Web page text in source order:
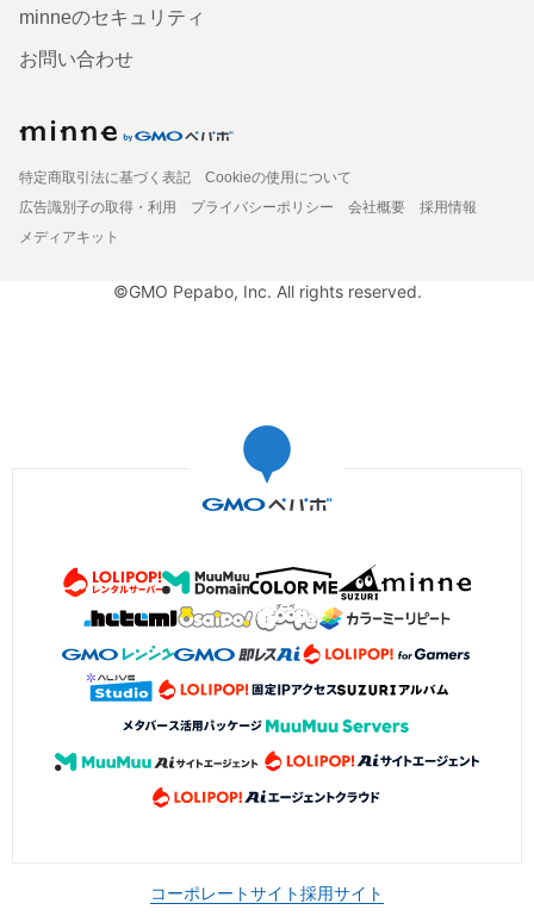
minneのセキュリティ
お問い合わせ
特定商取引法に基づく表記
Cookieの使用について
広告識別子の取得・利用
プライバシーポリシー 会社概要
採用情報
メディアキット
©GMO Pepabo, Inc. All rights reserved.
コーポレートサイト採用サイト